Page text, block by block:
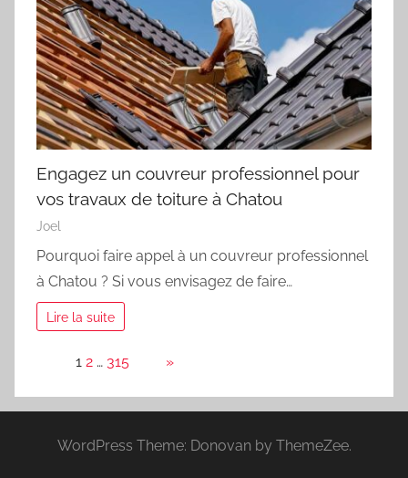
Engagez un couvreur professionnel pour
vos travaux de toiture à Chatou
Joel
Pourquoi faire appel à un couvreur professionnel
à Chatou ? Si vous envisagez de faire…
Lire la suite
Page:1 2 … 315 »
WordPress Theme: Donovan by ThemeZee.